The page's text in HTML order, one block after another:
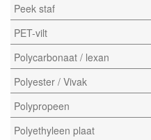
Peek staf
PET-vilt
Polycarbonaat / lexan
Polyester / Vivak
Polypropeen
Polyethyleen plaat